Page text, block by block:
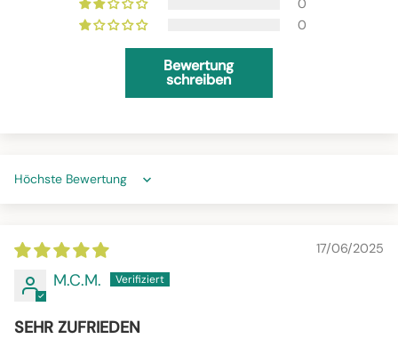
0
0
Bewertung
schreiben
Sort by
17/06/2025
M.C.M.
SEHR ZUFRIEDEN